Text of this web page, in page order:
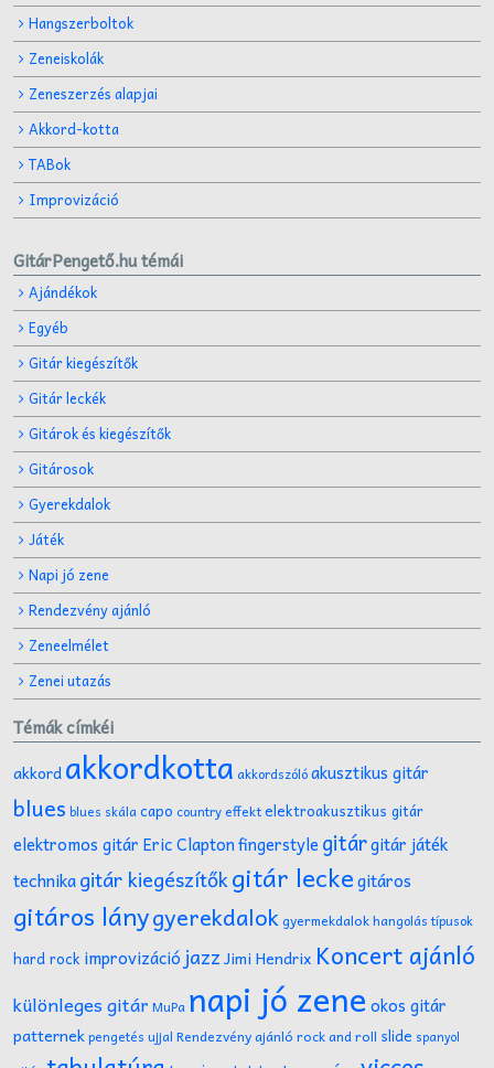
Hangszerboltok
Zeneiskolák
Zeneszerzés alapjai
Akkord-kotta
TABok
Improvizáció
GitárPengető.hu témái
Ajándékok
Egyéb
Gitár kiegészítők
Gitár leckék
Gitárok és kiegészítők
Gitárosok
Gyerekdalok
Játék
Napi jó zene
Rendezvény ajánló
Zeneelmélet
Zenei utazás
Témák címkéi
akkordakkordkotta akkordszólóakusztikus gitár
blues blues skálacapo country effektelektroakusztikus gitár
elektromos gitár Eric Claptonfingerstyle gitárgitár játék
technikagitár kiegészítőkgitár leckegitáros
gitáros lánygyerekdalokgyermekdalokhangolás típusok
hard rock improvizáció jazzJimi Hendrix Koncert ajánló
különleges gitár MuPa napi jó zene okos gitár
patternekpengetés ujjal Rendezvény ajánló rock and roll slide spanyol